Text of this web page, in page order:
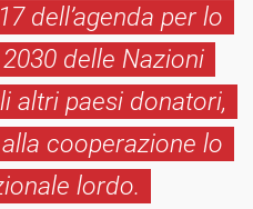
dell’agenda per lo
delle Nazioni
altri paesi donatori,
cooperazione lo
lordo.